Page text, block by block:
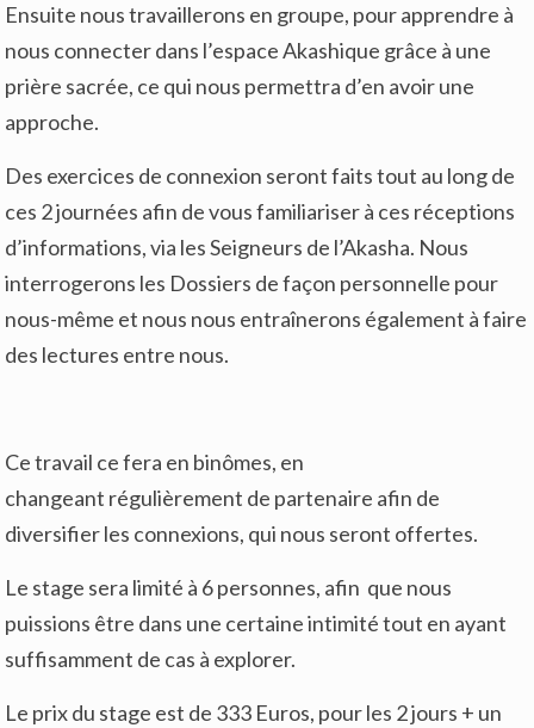
Ensuite nous travaillerons en groupe, pour apprendre à
nous connecter dans l’espace Akashique grâce à une
prière sacrée, ce qui nous permettra d’en avoir une
approche.
Des exercices de connexion seront faits tout au long de
ces 2 journées afin de vous familiariser à ces réceptions
d’informations, via les Seigneurs de l’Akasha. Nous
interrogerons les Dossiers de façon personnelle pour
nous-même et nous nous entraînerons également à faire
des lectures entre nous.
Ce travail ce fera en binômes, en
changeant régulièrement de partenaire afin de
diversifier les connexions, qui nous seront offertes.
Le stage sera limité à 6 personnes, afin que nous
puissions être dans une certaine intimité tout en ayant
suffisamment de cas à explorer.
Le prix du stage est de 333 Euros, pour les 2 jours + un